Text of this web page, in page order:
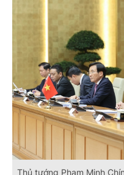
Thủ tướng Phạm Minh